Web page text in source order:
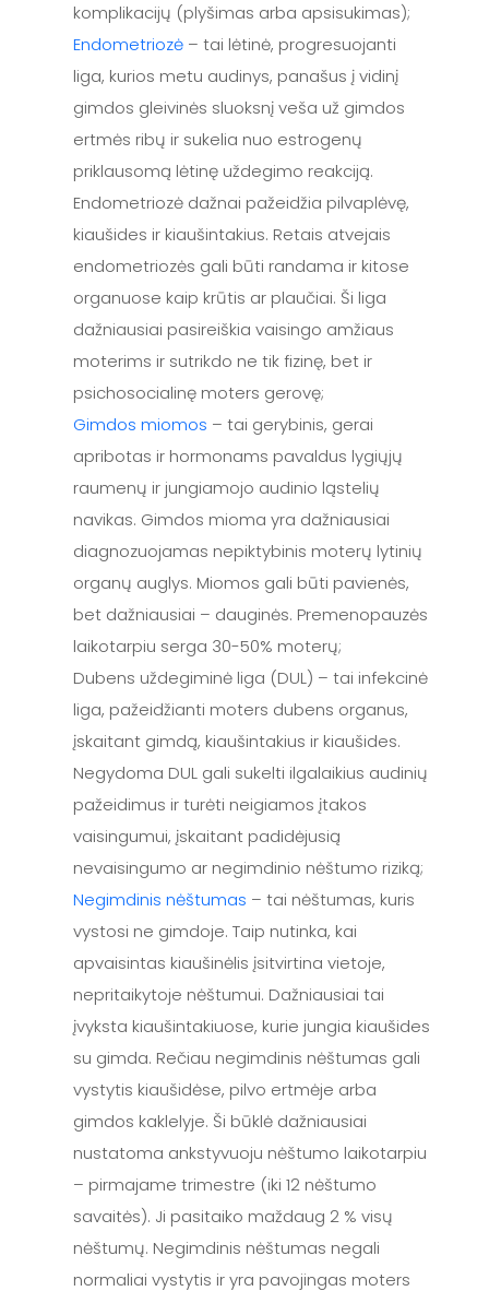
komplikacijų (plyšimas arba apsisukimas);
Endometriozė – tai lėtinė, progresuojanti
liga, kurios metu audinys, panašus į vidinį
gimdos gleivinės sluoksnį veša už gimdos
ertmės ribų ir sukelia nuo estrogenų
priklausomą lėtinę uždegimo reakciją.
Endometriozė dažnai pažeidžia pilvaplėvę,
kiaušides ir kiaušintakius. Retais atvejais
endometriozės gali būti randama ir kitose
organuose kaip krūtis ar plaučiai. Ši liga
dažniausiai pasireiškia vaisingo amžiaus
moterims ir sutrikdo ne tik fizinę, bet ir
psichosocialinę moters gerovę;
Gimdos miomos – tai gerybinis, gerai
apribotas ir hormonams pavaldus lygiųjų
raumenų ir jungiamojo audinio ląstelių
navikas. Gimdos mioma yra dažniausiai
diagnozuojamas nepiktybinis moterų lytinių
organų auglys. Miomos gali būti pavienės,
bet dažniausiai – dauginės. Premenopauzės
laikotarpiu serga 30-50% moterų;
Dubens uždegiminė liga (DUL) – tai infekcinė
liga, pažeidžianti moters dubens organus,
įskaitant gimdą, kiaušintakius ir kiaušides.
Negydoma DUL gali sukelti ilgalaikius audinių
pažeidimus ir turėti neigiamos įtakos
vaisingumui, įskaitant padidėjusią
nevaisingumo ar negimdinio nėštumo riziką;
Negimdinis nėštumas – tai nėštumas, kuris
vystosi ne gimdoje. Taip nutinka, kai
apvaisintas kiaušinėlis įsitvirtina vietoje,
nepritaikytoje nėštumui. Dažniausiai tai
įvyksta kiaušintakiuose, kurie jungia kiaušides
su gimda. Rečiau negimdinis nėštumas gali
vystytis kiaušidėse, pilvo ertmėje arba
gimdos kaklelyje. Ši būklė dažniausiai
nustatoma ankstyvuoju nėštumo laikotarpiu
– pirmajame trimestre (iki 12 nėštumo
savaitės). Ji pasitaiko maždaug 2 % visų
nėštumų. Negimdinis nėštumas negali
normaliai vystytis ir yra pavojingas moters